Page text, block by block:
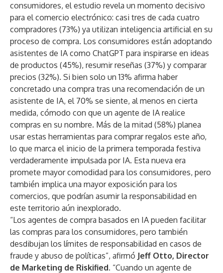
consumidores, el estudio revela un momento decisivo
para el comercio electrónico: casi tres de cada cuatro
compradores (73%) ya utilizan inteligencia artificial en su
proceso de compra. Los consumidores están adoptando
asistentes de IA como ChatGPT para inspirarse en ideas
de productos (45%), resumir reseñas (37%) y comparar
precios (32%). Si bien solo un 13% afirma haber
concretado una compra tras una recomendación de un
asistente de IA, el 70% se siente, al menos en cierta
medida, cómodo con que un agente de IA realice
compras en su nombre. Más de la mitad (58%) planea
usar estas herramientas para comprar regalos este año,
lo que marca el inicio de la primera temporada festiva
verdaderamente impulsada por IA. Esta nueva era
promete mayor comodidad para los consumidores, pero
también implica una mayor exposición para los
comercios, que podrían asumir la responsabilidad en
este territorio aún inexplorado.
“Los agentes de compra basados en IA pueden facilitar
las compras para los consumidores, pero también
desdibujan los límites de responsabilidad en casos de
fraude y abuso de políticas”, afirmó Jeff Otto, Director
de Marketing de Riskified. “Cuando un agente de